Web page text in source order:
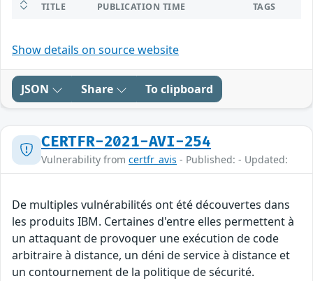
TITLE PUBLICATION TIME TAGS
Show details on source website
JSON Share To clipboard
CERTFR-2021-AVI-254
Vulnerability from certfr_avis - Published: - Updated:
De multiples vulnérabilités ont été découvertes dans
les produits IBM. Certaines d'entre elles permettent à
un attaquant de provoquer une exécution de code
arbitraire à distance, un déni de service à distance et
un contournement de la politique de sécurité.